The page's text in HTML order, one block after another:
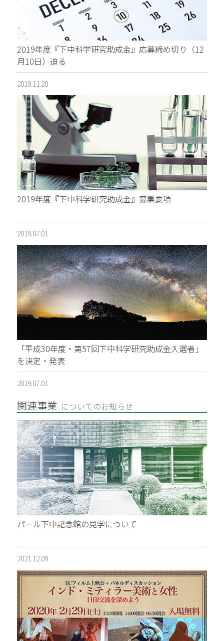
2019年度『下中科学研究助成金』応募締め切り（12
月10日）迫る
2019.11.20
2019年度『下中科学研究助成金』募集要項
2019.07.01
「平成30年度・第57回下中科学研究助成金入選者」
を決定・発表
2019.07.01
関連事業 についてのお知らせ
パール下中記念館の見学について
2021.12.09